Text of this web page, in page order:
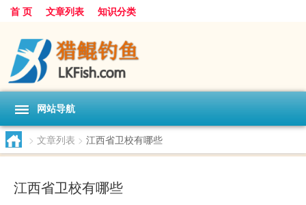
首 页 文章列表 知识分类
网站导航
> 文章列表 > 江西省卫校有哪些
江西省卫校有哪些